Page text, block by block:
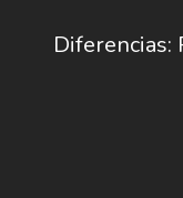
Diferencias: